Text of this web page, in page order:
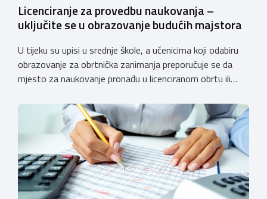
Licenciranje za provedbu naukovanja –
uključite se u obrazovanje budućih majstora
U tijeku su upisi u srednje škole, a učenicima koji odabiru
obrazovanje za obrtnička zanimanja preporučuje se da
mjesto za naukovanje pronađu u licenciranom obrtu ili
koji još nemaju licenciju da pokrenu postupak
licenciranja kako bi budućim učenicima omogućili
kvalitetno i sigurno stjecanje praktičnih znanja, a
istodobno ulagali u razvoj […]